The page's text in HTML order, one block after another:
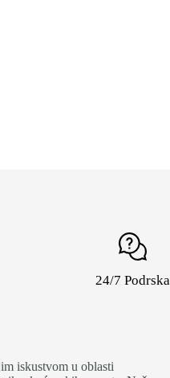
24/7 Podrska
iskustvom u oblasti